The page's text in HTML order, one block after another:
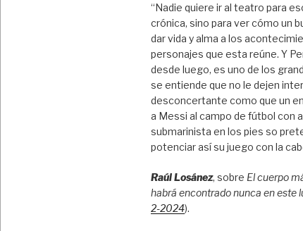
“Nadie quiere ir al teatro para
crónica, sino para ver cómo un
dar vida y alma a los
personajes que esta reúne. Y
desde luego, es uno de los
se entiende que no le dejen
desconcertante como que un
a Messi al campo de fútbol con
submarinista en los pies so
potenciar así su juego con la
Raúl Losánez, sobre El cuerpo
habrá encontrado nunca en este
2-2024).